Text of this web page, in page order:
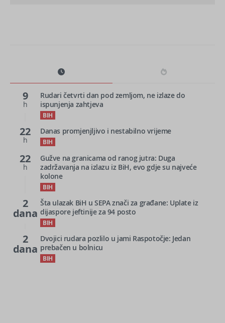
9
h
Rudari četvrti dan pod zemljom, ne izlaze do
ispunjenja zahtjeva
BIH
22
h
Danas promjenjljivo i nestabilno vrijeme
BIH
22
h
Gužve na granicama od ranog jutra: Duga
zadržavanja na izlazu iz BiH, evo gdje su najveće
kolone
BIH
2
dana
Šta ulazak BiH u SEPA znači za građane: Uplate iz
dijaspore jeftinije za 94 posto
BIH
2
dana
Dvojici rudara pozlilo u jami Raspotočje: Jedan
prebačen u bolnicu
BIH